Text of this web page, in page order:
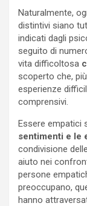
Naturalmente,
distintivi siano
indicati dagli
seguito di
vita difficoltosa
scoperto che,
esperienze
comprensivi.
Essere empatici
sentimenti e le
condivisione
aiuto nei
persone
preoccupano,
hanno